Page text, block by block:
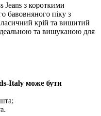
Jeans з короткими
бавовняного піку з
крій та вишитий
та вишуканою для
Italy може бути